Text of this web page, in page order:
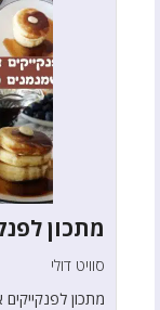
מתכון
סוויט דולי
מתכון